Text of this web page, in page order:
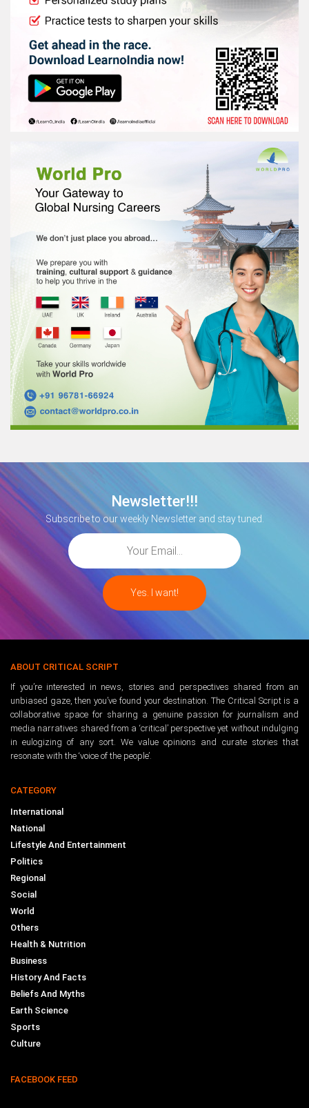
Newsletter!!!
Subscribe to our weekly Newsletter and stay tuned.
ABOUT CRITICAL SCRIPT
If you’re interested in news, stories and perspectives shared from an
unbiased gaze, then you’ve found your destination. The Critical Script is a
collaborative space for sharing a genuine passion for journalism and
media narratives shared from a ‘critical’ perspective yet without indulging
in eulogizing of any sort. We value opinions and curate stories that
resonate with the ‘voice of the people’.
CATEGORY
International
National
Lifestyle And Entertainment
Politics
Regional
Social
World
Others
Health & Nutrition
Business
History And Facts
Beliefs And Myths
Earth Science
Sports
Culture
FACEBOOK FEED